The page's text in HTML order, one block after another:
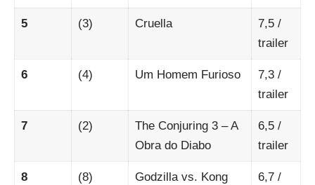
5 (3) Cruella 7,5/
trailer
6 (4) Um Homem Furioso 7,3/
trailer
7 (2)
The Conjuring 3 – A
Obra do Diabo
6,5/
trailer
8 (8) Godzilla vs. Kong 6,7/